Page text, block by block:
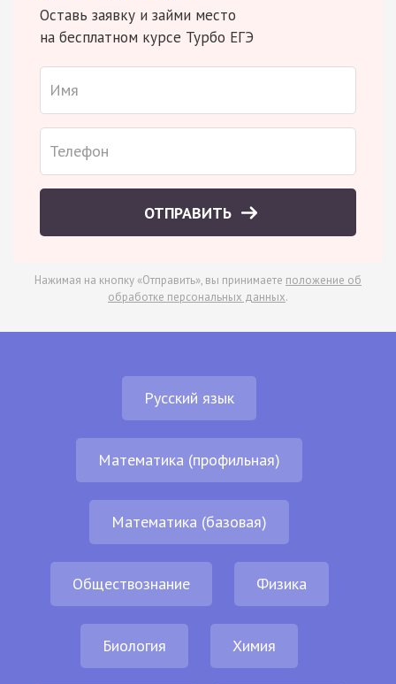
Оставь заявку и займи место
на бесплатном курсе Турбо ЕГЭ
ОТПРАВИТЬ
Нажимая на кнопку «Отправить», вы принимаете положение об
обработке персональных данных.
Русский язык
Математика (профильная)
Математика (базовая)
Обществознание Физика
Биология Химия